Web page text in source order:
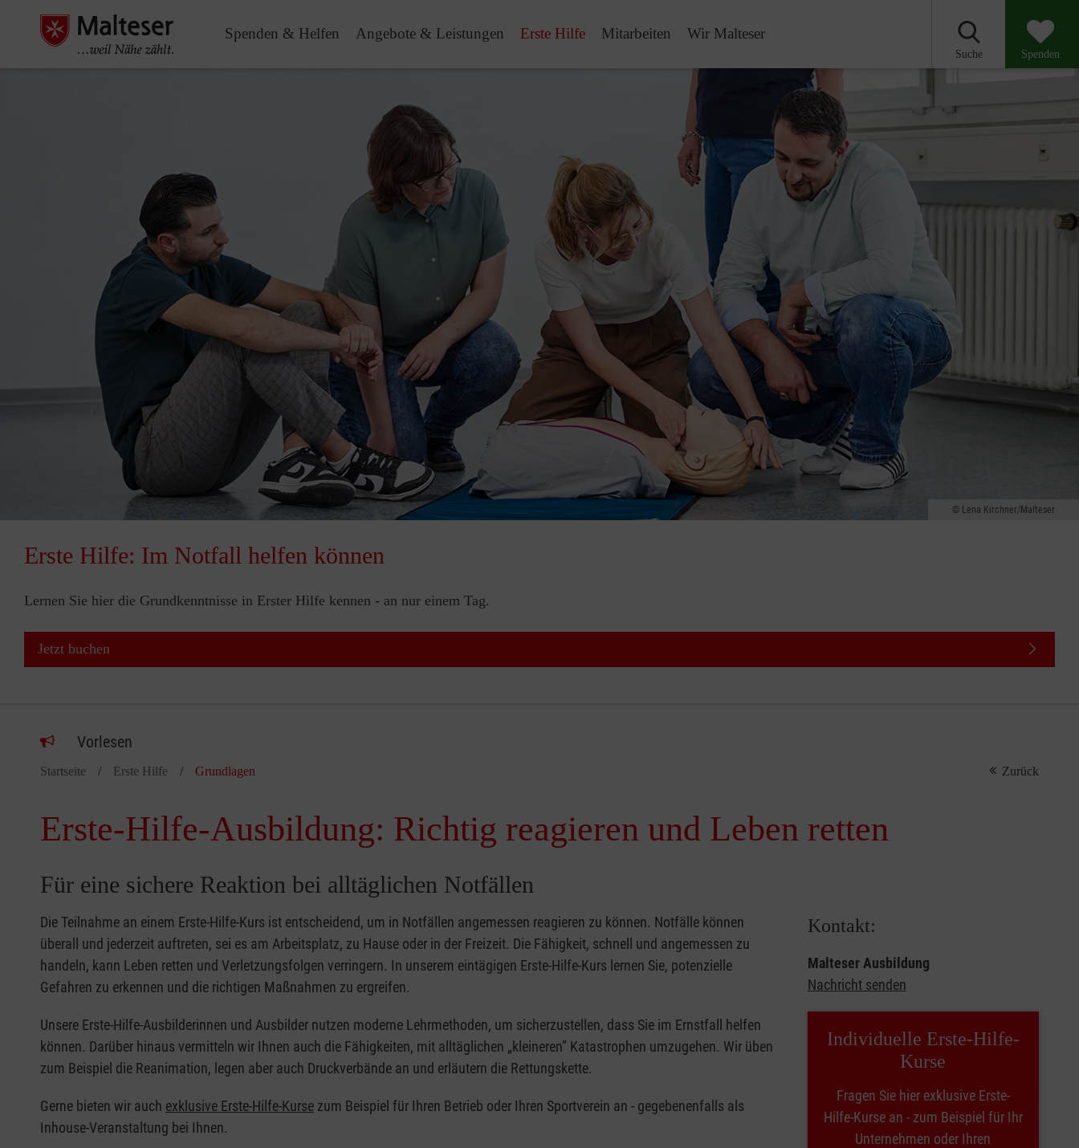
Spenden & Helfen Angebote & Leistungen Erste Hilfe Mitarbeiten Wir Malteser
Suche Spenden
Lena Kirchner/Malteser
Erste Hilfe: Im Notfall helfen können
Lernen Sie hier die Grundkenntnisse in Erster Hilfe kennen - an nur einem Tag.
Jetzt buchen
Vorlesen
Startseite Erste Hilfe Grundlagen Zurück
Erste-Hilfe-Ausbildung: Richtig reagieren und Leben retten
Für eine sichere Reaktion bei alltäglichen Notfällen
Die Teilnahme an einem Erste-Hilfe-Kurs ist entscheidend, um in Notfällen angemessen reagieren zu können. Notfälle können
überall und jederzeit auftreten, sei es am Arbeitsplatz, zu Hause oder in der Freizeit. Die Fähigkeit, schnell und angemessen zu
handeln, kann Leben retten und Verletzungsfolgen verringern. In unserem eintägigen Erste-Hilfe-Kurs lernen Sie, potenzielle
Gefahren zu erkennen und die richtigen Maßnahmen zu ergreifen.
Unsere Erste-Hilfe-Ausbilderinnen und Ausbilder nutzen moderne Lehrmethoden, um sicherzustellen, dass Sie im Ernstfall helfen
können. Darüber hinaus vermitteln wir Ihnen auch die Fähigkeiten, mit alltäglichen „kleineren” Katastrophen umzugehen. Wir üben
zum Beispiel die Reanimation, legen aber auch Druckverbände an und erläutern die Rettungskette.
Gerne bieten wir auch exklusive Erste-Hilfe-Kurse zum Beispiel für Ihren Betrieb oder Ihren Sportverein an - gegebenenfalls als
Inhouse-Veranstaltung bei Ihnen.
Kontakt:
Malteser Ausbildung
Nachricht senden
Individuelle Erste-Hilfe-
Kurse
Fragen Sie hier exklusive Erste-
Hilfe-Kurse an - zum Beispiel für Ihr
Unternehmen oder Ihren